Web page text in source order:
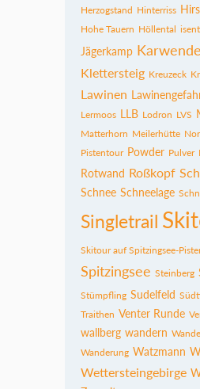
Herzogstand Hinterriss
Hohe Tauern Höllental
Jägerkamp
Klettersteig Kreuzeck
Lawinen
Lermoos LLB Lodron LVS
Matterhorn Meilerhütte
Pistentour Powder Pulver
Rotwand Roßkopf
Schnee Schneelage
Singletrail
Skitour auf Spitzingsee-
Spitzingsee Steinberg
Stümpfling Sudelfeld
Traithen Venter Runde
wallberg wandern
Wanderung Watzmann
Wettersteingebirge